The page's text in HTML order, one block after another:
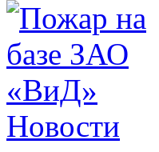
Новости